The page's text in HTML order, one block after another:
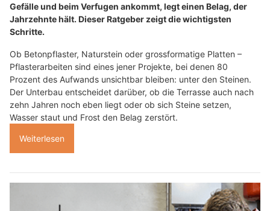
Gefälle und beim Verfugen ankommt, legt einen Belag, der
Jahrzehnte hält. Dieser Ratgeber zeigt die wichtigsten
Schritte.
Ob Betonpflaster, Naturstein oder grossformatige Platten –
Pflasterarbeiten sind eines jener Projekte, bei denen 80
Prozent des Aufwands unsichtbar bleiben: unter den Steinen.
Der Unterbau entscheidet darüber, ob die Terrasse auch nach
zehn Jahren noch eben liegt oder ob sich Steine setzen,
Wasser staut und Frost den Belag zerstört.
Weiterlesen